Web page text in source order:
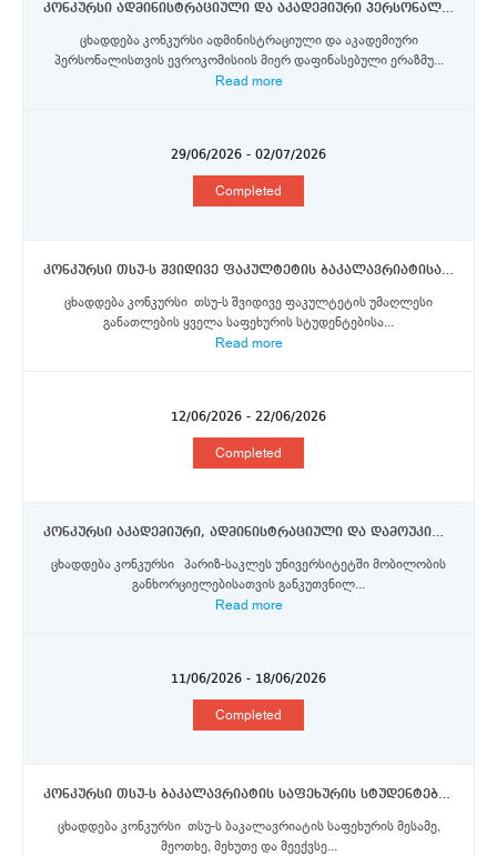
კონკურსი ადმინისტრაციული და აკადემიური პერსონალისთვის ერაზმუს+ პროგრამის სტიპენდიების მოსასპოვებლად
ცხადდება კონკურსი ადმინისტრაციული და აკადემიური
პერსონალისთვის ევროკომისიის მიერ დაფინასებული ერაზმუ...
Read more
29/06/2026 - 02/07/2026
Completed
კონკურსი თსუ-ს შვიდივე ფაკულტეტის ბაკალავრიატისა და მაგისტრატურის საფეხურის სტუდენტებისათვის 2026/2027 სასწავლო წლის შემოდგომის სემესტრისათვის შემოთავაზებული ერაზმუს+ პროგრამის სტიპენდიების მოსაპოვებლად
ცხადდება კონკურსი თსუ-ს შვიდივე ფაკულტეტის უმაღლესი
განათლების ყველა საფეხურის სტუდენტებისა...
Read more
12/06/2026 - 22/06/2026
Completed
კონკურსი აკადემიური, ადმინისტრაციული და დამოუკიდებელი სამეცნიერო-კვლევითი ინსტიტუტების პერსონალის წარმომადგენლებისთვის პარიზ-საკლეს უნივერსიტეტში ერაზმუს+ პროგრამის სტიპენდიის მოსაპოვებლად
ცხადდება კონკურსი პარიზ-საკლეს უნივერსიტეტში მობილობის
განხორციელებისათვის განკუთვნილ...
Read more
11/06/2026 - 18/06/2026
Completed
კონკურსი თსუ-ს ბაკალავრიატის საფეხურის სტუდენტებისათვის ერაზმუს+ პროგრამის ფარგლებში, ლუმიერის ლიონი 2 უნივერსიტეტის მიერ შემოთავაზებული სტიპენდიების მოსაპოვებლად
ცხადდება კონკურსი თსუ-ს ბაკალავრიატის საფეხურის მესამე,
მეოთხე, მეხუთე და მეექვსე...